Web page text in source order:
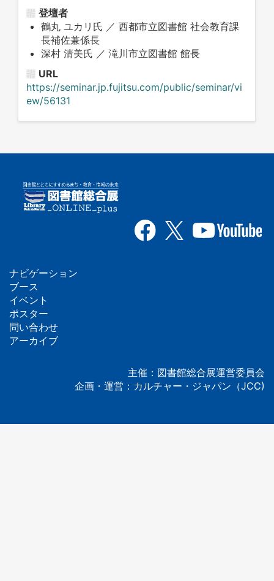
登壇者
鶴丸 ユカリ氏 ／ 西都市立図書館 社会教育課
長補佐兼係長
深村 清美氏 ／ 滝川市立図書館 館長
URL
https://seminar.jp.fujitsu.com/public/seminar/vi
ew/56131
フ
ッ
タ
ナビゲーション
ブース
イベント
ポスター
問い合わせ
アーカイブ
主催：図書館総合展運営委員会
企画・運営：カルチャー・ジャパン（JCC)